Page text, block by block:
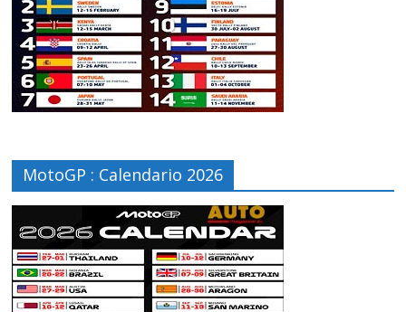
MotoGP : Calendario 2026